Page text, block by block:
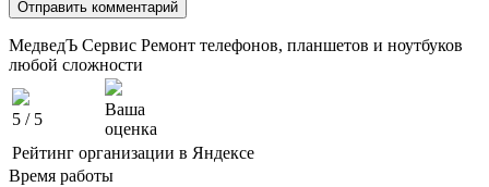
МедведЪ Сервис Ремонт телефонов, планшетов и ноутбуков
любой сложности
5 / 5
Ваша
оценка
Рейтинг организации в Яндексе
Время работы